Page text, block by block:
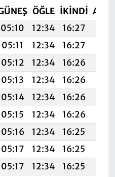
ÖĞLE İKINDI
05:10 12:34 16:27
05:11 12:34 16:27
05:12 12:34 16:26
05:13 12:34 16:26
05:14 12:34 16:26
05:15 12:34 16:26
05:16 12:34 16:25
05:17 12:34 16:25
05:17 12:34 16:25